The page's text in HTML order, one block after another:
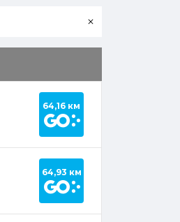
очистить
Построить
64,16 км
Построить
64,93 км